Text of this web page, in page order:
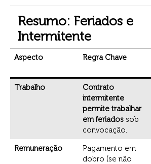
Resumo: Feriados e
Intermitente
Aspecto Regra Chave
Trabalho
Contrato
intermitente
permite trabalhar
em feriados sob
convocação.
Remuneração
Pagamento em
dobro (se não